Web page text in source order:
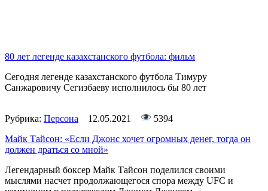
80 лет легенде казахстанского футбола: фильм
Сегодня легенде казахстанского футбола Тимуру
Санжаровичу Сегизбаеву исполнилось бы 80 лет
Рубрика: Персона 12.05.2021
5394
Майк Тайсон: «Если Джонс хочет огромных денег, тогда он
должен драться со мной»
Легендарный боксер Майк Тайсон поделился своими
мыслями насчет продолжающегося спора между UFC и